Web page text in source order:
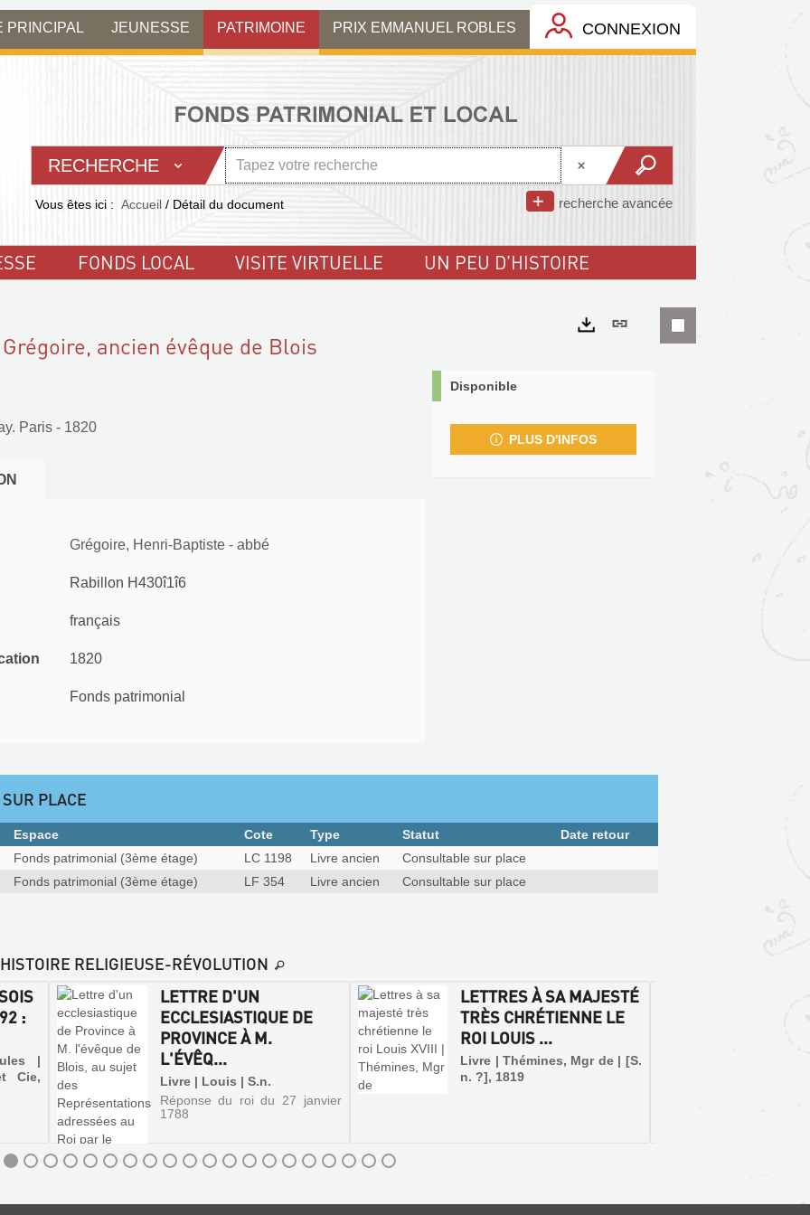
PRINCIPAL JEUNESSE PATRIMOINE PRIX EMMANUEL ROBLES CONNEXION
RECHERCHE
recherche avancée
Vous êtes ici : Accueil / Détail du document
FONDS LOCAL VISITE VIRTUELLE UN PEU D'HISTOIRE
ancien évêque de Blois
Paris - 1820
Grégoire, Henri-Baptiste - abbé
Rabillon H430î1î6
français
1820
Fonds patrimonial
Lien
Disponible
PLUS D'INFOS
PLACE
Espace Cote Type Statut
Date retour
Fonds patrimonial (3ème étage) LC 1198 Livre ancien
Consultable sur place
Fonds patrimonial (3ème étage) LF 354 Livre ancien Consultable sur place
RELIGIEUSE-RÉVOLUTION
LETTRE D'UN
ECCLESIASTIQUE DE
PROVINCE À M.
L'ÉVÊQ...
Livre | Louis | S.n.
Réponse du roi du 27 janvier
1788
LETTRES À SA MAJESTÉ
TRÈS CHRÉTIENNE LE
ROI LOUIS ...
Livre | Thémines, Mgr de | [S.
n. ?], 1819
:
|
Cie,